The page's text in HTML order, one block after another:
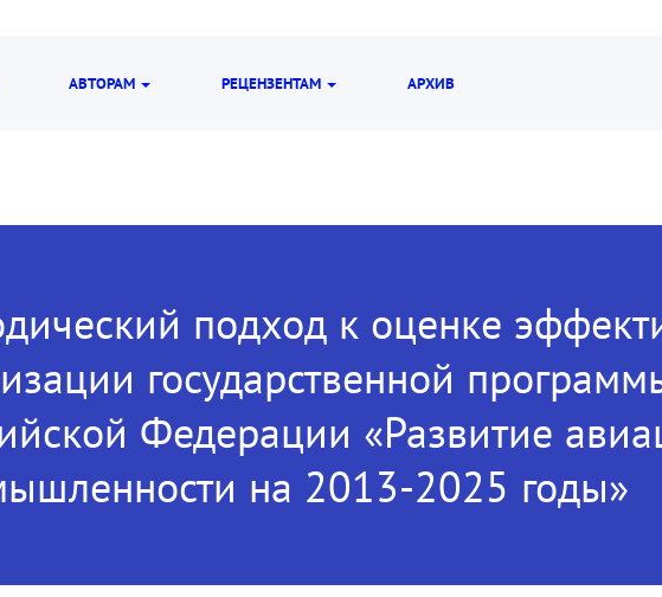
АВТОРАМ РЕЦЕНЗЕНТАМ АРХИВ
подход к оценке
государственной
Федерации «Развитие
на 2013-2025 годы»